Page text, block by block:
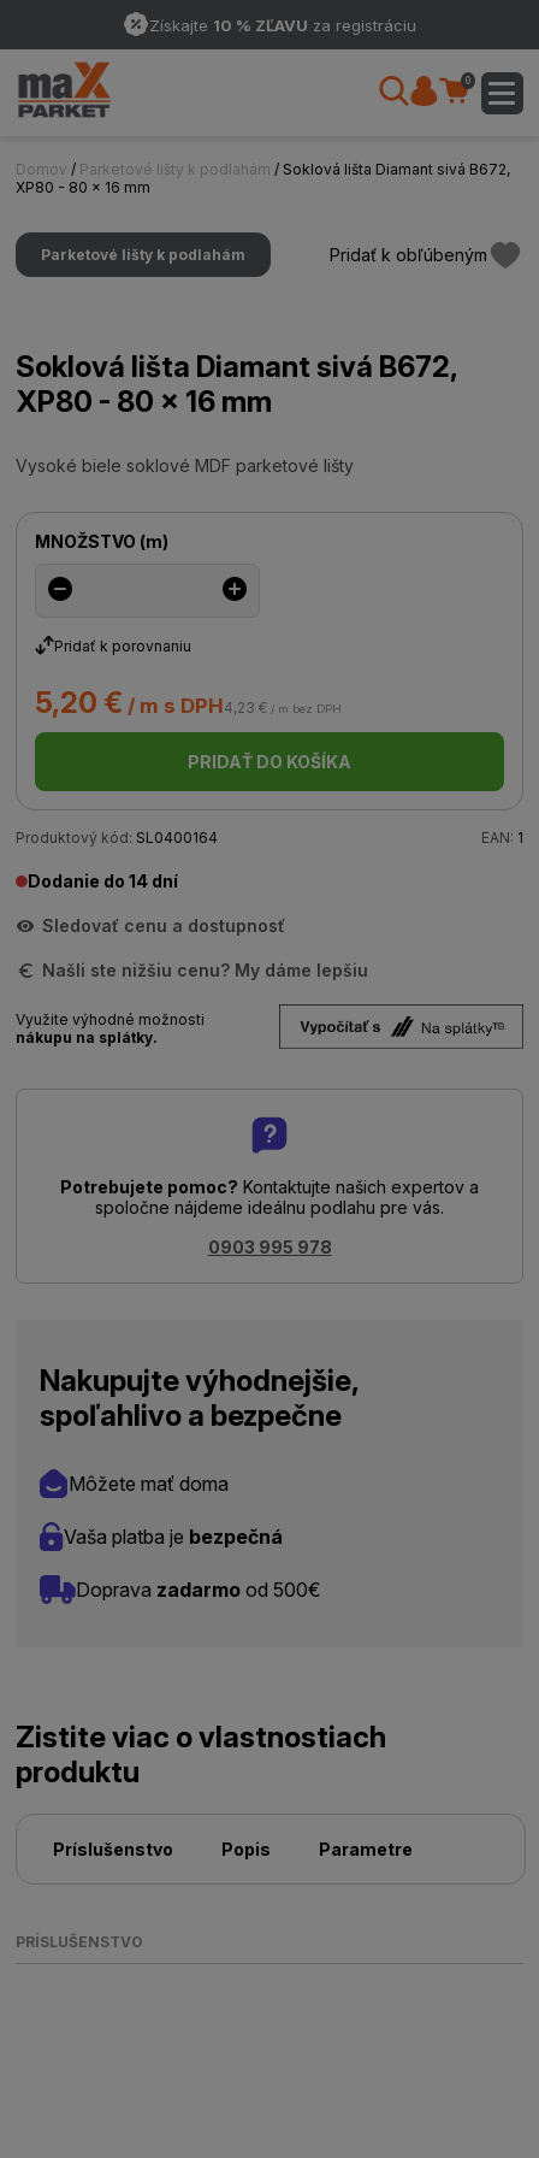
Získajte 10 % ZĽAVU za registráciu
0
Domov / Parketové lišty k podlahám / Soklová lišta Diamant sivá B672,
XP80 - 80 x 16 mm
Parketové lišty k podlahám Pridať k obľúbeným
Soklová lišta Diamant sivá B672,
XP80 - 80 x 16 mm
Vysoké biele soklové MDF parketové lišty
MNOŽSTVO (m)
Pridať k porovnaniu
5,20 € / m s DPH4,23 € / m bez DPH
PRIDAŤ DO KOŠÍKA
Produktový kód: SL0400164 EAN: 1
Dodanie do 14 dní
Sledovať cenu a dostupnosť
Našli ste nižšiu cenu? My dáme lepšiu
Využite výhodné možnosti
nákupu na splátky.
Potrebujete pomoc? Kontaktujte našich expertov a
spoločne nájdeme ideálnu podlahu pre vás.
0903 995 978
Nakupujte výhodnejšie,
spoľahlivo a bezpečne
Môžete mať doma
Vaša platba je bezpečná
Doprava zadarmo od 500€
Zistite viac o vlastnostiach
produktu
Príslušenstvo Popis Parametre
PRÍSLUŠENSTVO